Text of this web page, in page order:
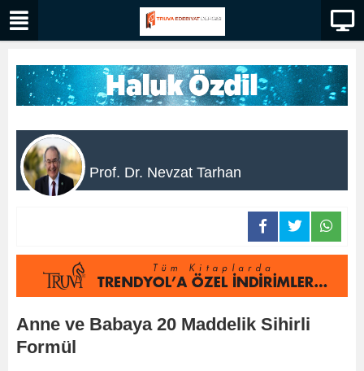
Prof. Dr. Nevzat Tarhan
Anne ve Babaya 20 Maddelik Sihirli
Formül